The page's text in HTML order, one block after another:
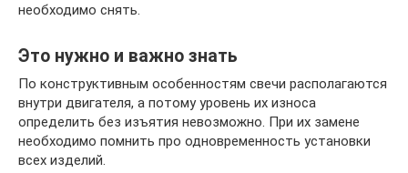
необходимо снять.
Это нужно и важно знать
По конструктивным особенностям свечи располагаются
внутри двигателя, а потому уровень их износа
определить без изъятия невозможно. При их замене
необходимо помнить про одновременность установки
всех изделий.